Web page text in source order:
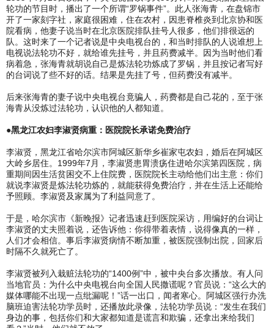
轮功的节目时，播出了一个所谓“罗锅事件”。此人张海青，在盘锦市
开了一家刻字社，家庭很困难，住在农村，因患脊椎炎到北京协和医
院看病，他妻子说当时在北京医院排队挂号人很多，他们排很远的
队。这时来了一个记者说是中央电视台的，和当时排队的人说谁想上
电视说法轮功不好，就给谁先挂号，并且药费减半。因为当时他们看
病着急，张海青就胡说自己是炼法轮功炼成了罗锅，并且按记者写好
的台词说了些不好的话。结果是先挂了号，但药费没有减半。
后来张海青的妻子说中央电视台竟骗人，药费都是自己花的，至于张
海青从没炼过法轮功，认识他的人都知道。
●黑龙江农妇李淑贤病重：医院院长承诺免费治疗
李淑贤，黑龙江省哈尔滨市阿城区新华乡崔家屯农妇，婚后在阿城区
大岭乡居住。1999年7月，李淑贤患胃溃疡住进哈尔滨第四医院，病
重期间因生活贫困交不上住院费，医院院长主动给他们出主意：你们
就说李淑贤是炼法轮功炼的，就能获得免费治疗，并在生活上还能给
予照顾。李淑贤及家属为了利益同意了。
于是，哈尔滨市《新晚报》记者迅速赶到医院采访，用编好的台词让
李淑贤的丈夫照着说，还告诉他：你得带着表情，说得像真的一样，
人们才会相信。事后李淑贤病情不断加重，被医院强制出院，回家后
时隔不久就死亡了。
李淑贤被列入栽赃法轮功的“1400例”中，被中央台多次播放。有人问
当地官员：为什么中央电视台向全国人民撒谎呢？官员说：“这么大的
媒体哪能不出现一点纰漏呢！”话一出口，闻者寒心。阿城区强行办洗
脑班迫害法轮功学员时，还播放此录像，法轮功学员说：“发生在我们
身边的事，包括你们和大家都知道是谎言和欺骗，还拿出来给我们